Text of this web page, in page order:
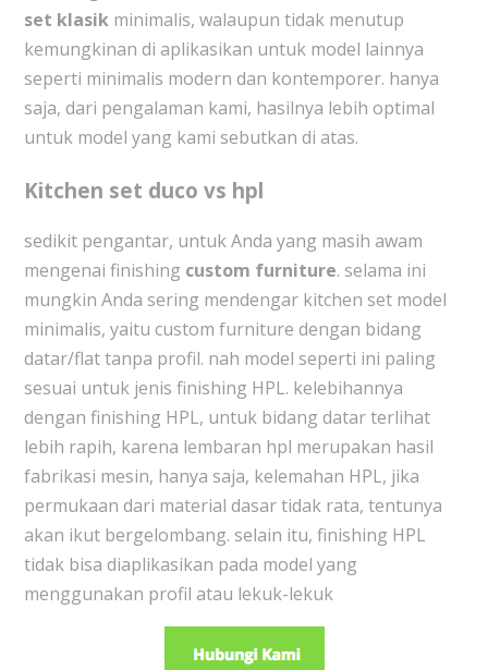
set klasikminimalis, walaupun tidak menutup
kemungkinan di aplikasikan untuk model lainnya
seperti minimalis modern dan kontemporer. hanya
saja, dari pengalaman kami, hasilnya lebih optimal
untuk model yang kami sebutkan di atas.
Kitchen set duco vs hpl
sedikit pengantar, untuk Anda yang masih awam
mengenai finishing custom furniture. selama ini
mungkin Anda sering mendengar kitchen set model
minimalis, yaitu custom furniture dengan bidang
datar/flat tanpa profil. nah model seperti ini paling
sesuai untuk jenis finishing HPL. kelebihannya
dengan finishing HPL, untuk bidang datar terlihat
lebih rapih, karena lembaran hpl merupakan hasil
fabrikasi mesin, hanya saja, kelemahan HPL, jika
permukaan dari material dasar tidak rata, tentunya
akan ikut bergelombang. selain itu, finishing HPL
tidak bisa diaplikasikan pada model yang
menggunakan profil atau lekuk-lekuk